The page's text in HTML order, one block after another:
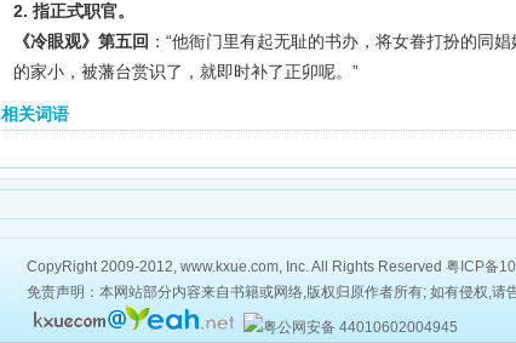
2. 指正式职官。
《冷眼观》第五回 ：“他衙门里有起无耻的书办，将女眷打扮的同
的家小，被藩台赏识了，就即时补了正卯呢。”
相关词语
CopyRight 2009-2012, www.kxue.com, Inc. All Rights Reserved 粤ICP备
免责声明：本网站部分内容来自书籍或网络,版权归原作者所有; 如有侵权,请
粤公网安备 44010602004945